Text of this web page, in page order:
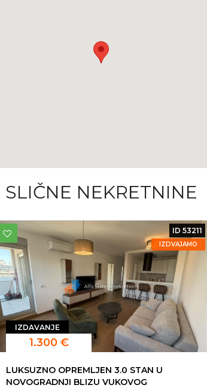
SLIČNE NEKRETNINE
IZDAVANJE
1.300 €
ID 53211
IZDVAJAMO
LUKSUZNO OPREMLJEN 3.0 STAN U
NOVOGRADNJI BLIZU VUKOVOG